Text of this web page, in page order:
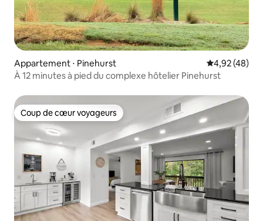
Appartement ⋅ Pinehurst Évaluation
4,92 (48)
À 12 minutes à pied du complexe hôtelier Pinehurst
Coup de cœur voyageurs
Coup de cœur voyageurs